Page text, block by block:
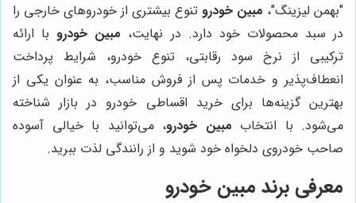
"بهمن لیزینگ"، مبین خودرو تنوع بیشتری از خودروهای خارجی را
در سبد محصولات خود دارد. در نهایت، مبین خودروبا ارائه
ترکیبی از نرخ سود رقابتی، تنوع خودرو، شرایط پرداخت
انعطاف‌پذیر و خدمات پس از فروش مناسب، به عنوان یکی از
بهترین گزینه‌ها برای خرید اقساطی خودرو در بازار شناخته
می‌شود. با انتخاب مبین خودرو، می‌توانید با خیالی آسوده
صاحب خودروی دلخواه خود شوید و از رانندگی لذت ببرید.
معرفی برند مبین خودرو